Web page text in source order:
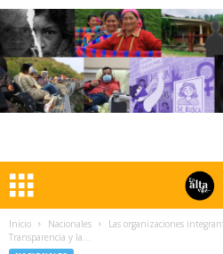
Inicio Nacionales
Las organizaciones
Transparencia y la...